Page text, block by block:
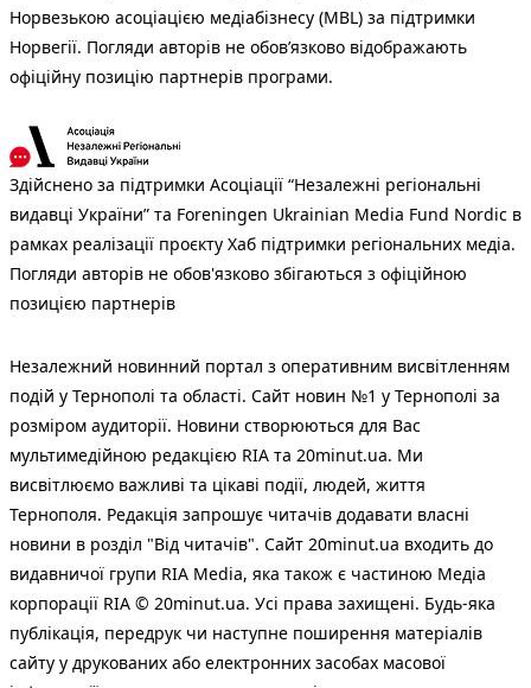
Норвезькою асоціацією медіабізнесу (MBL) за підтримки
Норвегії. Погляди авторів не обов’язково відображають
офіційну позицію партнерів програми.
Здійснено за підтримки Асоціації “Незалежні регіональні
видавці України” та Foreningen Ukrainian Media Fund Nordic в
рамках реалізації проєкту Хаб підтримки регіональних медіа.
Погляди авторів не обов'язково збігаються з офіційною
позицією партнерів
Незалежний новинний портал з оперативним висвітленням
подій у Тернополі та області. Сайт новин №1 у Тернополі за
розміром аудиторії. Новини створюються для Вас
мультимедійною редакцією RIA та 20minut.ua. Ми
висвітлюємо важливі та цікаві події, людей, життя
Тернополя. Редакція запрошує читачів додавати власні
новини в розділ "Від читачів". Сайт 20minut.ua входить до
видавничої групи RIA Media, яка також є частиною Медіа
корпорації RIA © 20minut.ua. Усі права захищені. Будь-яка
публiкацiя, передрук чи наступне поширення матеріалів
сайту у друкованих або електронних засобах масової